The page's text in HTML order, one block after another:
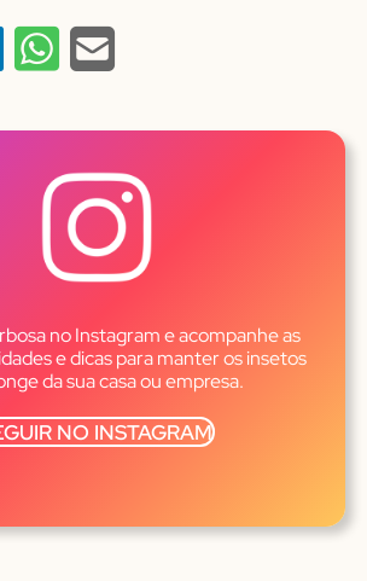
no Instagram e acompanhe as
e dicas para manter os insetos
da sua casa ou empresa.
NO INSTAGRAM